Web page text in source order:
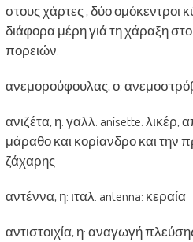
στους χάρτες , δύο ομόκεντροι
διάφορα μέρη γιά τη χάραξη
πορειών.
ανεμορούφουλας, ο:
ανιζέτα, η: γαλλ. anisette:
μάραθο και κορίανδρο και την
ζάχαρης
αντέννα, η: ιταλ. antenna: κεραία
αντιστοιχία, η: αναγωγή